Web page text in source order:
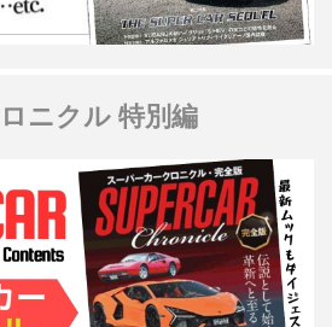
ニクル 特別編